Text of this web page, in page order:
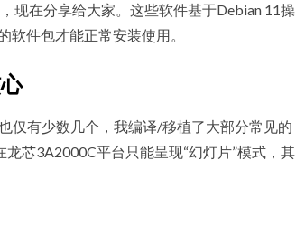
现在分享给大家。这些软件基于Debian 11操
件包才能正常安装使用。
仅有少数几个，我编译/移植了大部分常见的
芯3A2000C平台只能呈现“幻灯片”模式，其